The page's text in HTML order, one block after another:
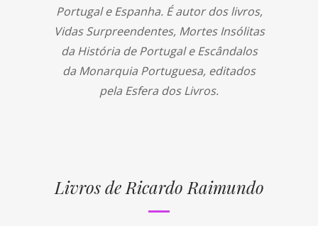
Portugal e Espanha. É autor dos livros,
Vidas Surpreendentes, Mortes Insólitas
da História de Portugal e Escândalos
da Monarquia Portuguesa, editados
pela Esfera dos Livros.
Livros de Ricardo Raimundo